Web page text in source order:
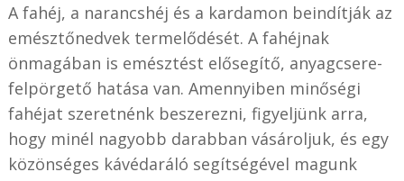
A fahéj, a narancshéj és a kardamon beindítják az
emésztőnedvek termelődését. A fahéjnak
önmagában is emésztést elősegítő, anyagcsere-
felpörgető hatása van. Amennyiben minőségi
fahéjat szeretnénk beszerezni, figyeljünk arra,
hogy minél nagyobb darabban vásároljuk, és egy
közönséges kávédaráló segítségével magunk